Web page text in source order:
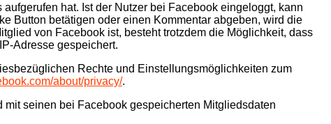
hat. Ist der Nutzer bei Facebook eingeloggt, kann
Button betätigen oder einen Kommentar abgeben, wird die
von Facebook ist, besteht trotzdem die Möglichkeit, dass
Adresse gespeichert.
Rechte und Einstellungsmöglichkeiten zum
about/privacy/.
seinen bei Facebook gespeicherten Mitgliedsdaten